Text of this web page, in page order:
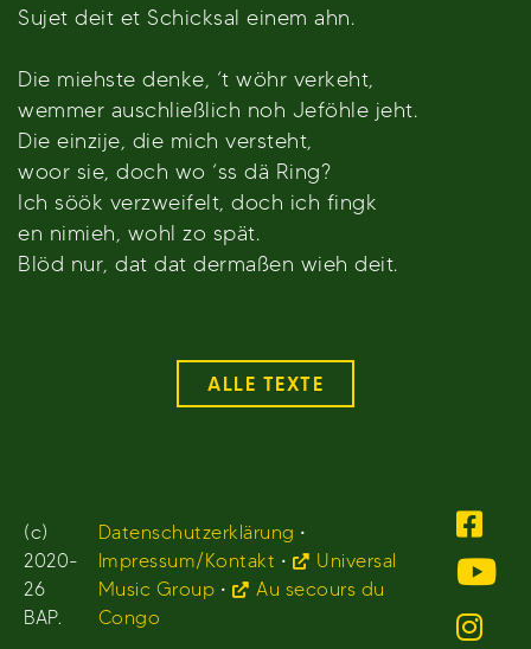
Sujet deit et Schicksal einem ahn.
Die miehste denke, ‘t wöhr verkeht,
wemmer auschließlich noh Jeföhle jeht.
Die einzije, die mich versteht,
woor sie, doch wo ‘ss dä Ring?
Ich söök verzweifelt, doch ich fingk
en nimieh, wohl zo spät.
Blöd nur, dat dat dermaßen wieh deit.
ALLE TEXTE
(c)
2020-
26
BAP.
Datenschutzerklärung •
Impressum/Kontakt •
Universal
Music Group •
Au secours du
Congo